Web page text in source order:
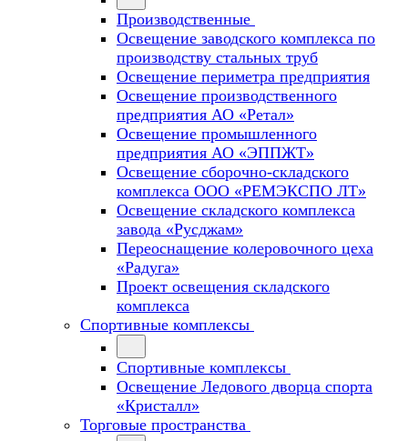
Производственные
Освещение заводского комплекса по
производству стальных труб
Освещение периметра предприятия
Освещение производственного
предприятия АО «Ретал»
Освещение промышленного
предприятия АО «ЭППЖТ»
Освещение сборочно-складского
комплекса ООО «РЕМЭКСПО ЛТ»
Освещение складского комплекса
завода «Русджам»
Переоснащение колеровочного цеха
«Радуга»
Проект освещения складского
комплекса
Спортивные комплексы
Спортивные комплексы
Освещение Ледового дворца спорта
«Кристалл»
Торговые пространства